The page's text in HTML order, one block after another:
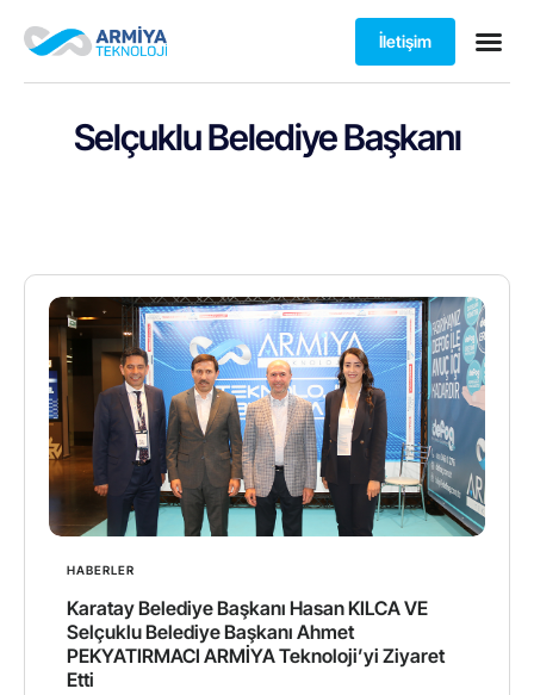
İletişim
Selçuklu Belediye Başkanı
HABERLER
Karatay Belediye Başkanı Hasan KILCA VE
Selçuklu Belediye Başkanı Ahmet
PEKYATIRMACI ARMİYA Teknoloji’yi Ziyaret
Etti